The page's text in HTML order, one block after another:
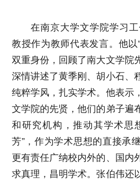
在南京大学文学院学习
教授作为教师代表发言。他以
双重身份，回顾了南大文学院
深情讲述了黄季刚、胡小石、
纯粹学风，扎实学术。他表示
文学院的先贤，他们的弟子遍
和研究机构，推动其学术思
芳”，作为学术思想的直接承
更有责任广纳校内外的、国内
求真理，昌明学术。张伯伟还